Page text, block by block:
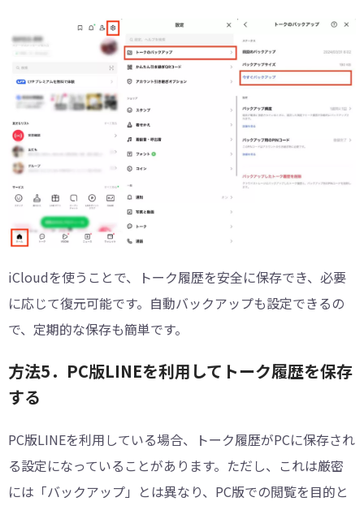
iCloudを使うことで、トーク履歴を安全に保存でき、必要
に応じて復元可能です。自動バックアップも設定できるの
で、定期的な保存も簡単です。
方法5．PC版LINEを利用してトーク履歴を保存
する
PC版LINEを利用している場合、トーク履歴がPCに保存され
る設定になっていることがあります。ただし、これは厳密
には「バックアップ」とは異なり、PC版での閲覧を目的と